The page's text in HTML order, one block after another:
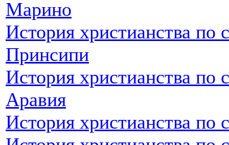
Марино
История христианства
Принсипи
История христианства по
Аравия
История христианства по